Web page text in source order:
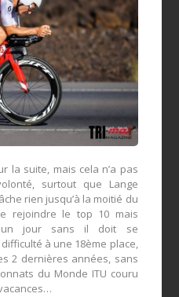
la suite, mais cela n’a pas
surtout que Lange
rien jusqu’à la moitié du
rejoindre le top 10 mais
un jour sans il doit se
à une 18ème place,
2 dernières années, sans
du Monde ITU couru